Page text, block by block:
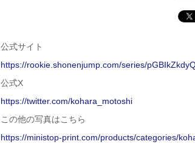
公式サイト
https://rookie.shonenjump.com/series/
公式X
https://twitter.com/kohara_motoshi
この他の写真はこちら
https://ministop-print.com/products/categories/